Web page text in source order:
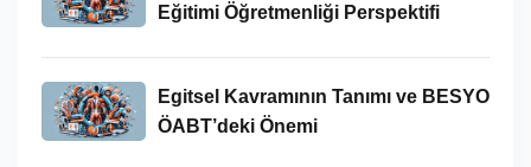
Eğitimi Öğretmenliği Perspektifi
Egitsel Kavramının Tanımı ve BESYO
ÖABT’deki Önemi